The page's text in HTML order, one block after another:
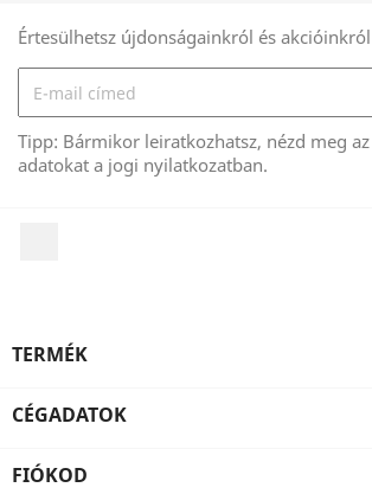
Értesülhetsz újdonságainkról és
Tipp: Bármikor leiratkozhatsz, nézd meg
adatokat a jogi nyilatkozatban.
TERMÉK
CÉGADATOK
FIÓKOD